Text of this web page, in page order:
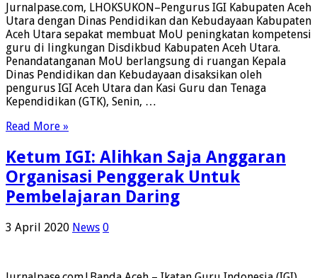
Jurnalpase.com, LHOKSUKON–Pengurus IGI Kabupaten Aceh
Utara dengan Dinas Pendidikan dan Kebudayaan Kabupaten
Aceh Utara sepakat membuat MoU peningkatan kompetensi
guru di lingkungan Disdikbud Kabupaten Aceh Utara.
Penandatanganan MoU berlangsung di ruangan Kepala
Dinas Pendidikan dan Kebudayaan disaksikan oleh
pengurus IGI Aceh Utara dan Kasi Guru dan Tenaga
Kependidikan (GTK), Senin, …
Read More »
Ketum IGI: Alihkan Saja Anggaran
Organisasi Penggerak Untuk
Pembelajaran Daring
3 April 2020 News 0